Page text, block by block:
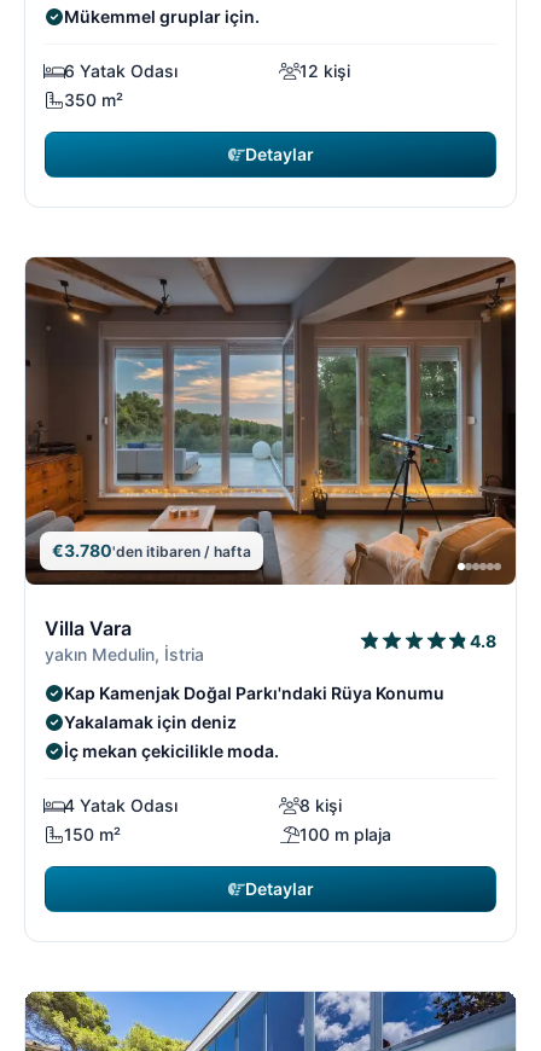
Mükemmel gruplar için.
6 Yatak Odası
12 kişi
350 m²
Detaylar
€3.780'den itibaren / hafta
Villa Vara
yakın Medulin, İstria
4.8
Kap Kamenjak Doğal Parkı'ndaki Rüya Konumu
Yakalamak için deniz
İç mekan çekicilikle moda.
4 Yatak Odası
8 kişi
150 m²
100 m plaja
Detaylar